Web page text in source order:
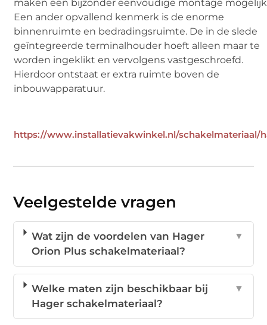
maken een bijzonder eenvoudige montage
Een ander opvallend kenmerk is de enorme
binnenruimte en bedradingsruimte. De in de slede
geïntegreerde terminalhouder hoeft alleen maar te
worden ingeklikt en vervolgens vastgeschroefd.
Hierdoor ontstaat er extra ruimte boven de
inbouwapparatuur.
https://www.installatievakwinkel.nl/schakelmateriaal/
Veelgestelde vragen
Wat zijn de voordelen van Hager
Orion Plus schakelmateriaal?
▼
Welke maten zijn beschikbaar bij
Hager schakelmateriaal?
▼